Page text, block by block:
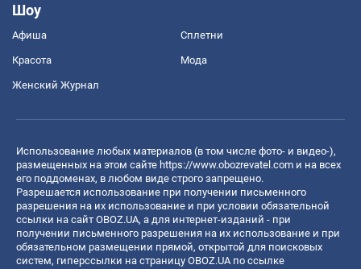
Шоу
Афиша Сплетни
Красота Мода
Женский Журнал
Использование любых материалов (в том числе фото- и видео-),
размещенных на этом сайте https://www.obozrevatel.com и на всех
его поддоменах, в любом виде строго запрещено.
Разрешается использование при получении письменного
разрешения на их использование и при условии обязательной
ссылки на сайт OBOZ.UA, а для интернет-изданий - при
получении письменного разрешения на их использование и при
обязательном размещении прямой, открытой для поисковых
систем, гиперссылки на страницу OBOZ.UA по ссылке